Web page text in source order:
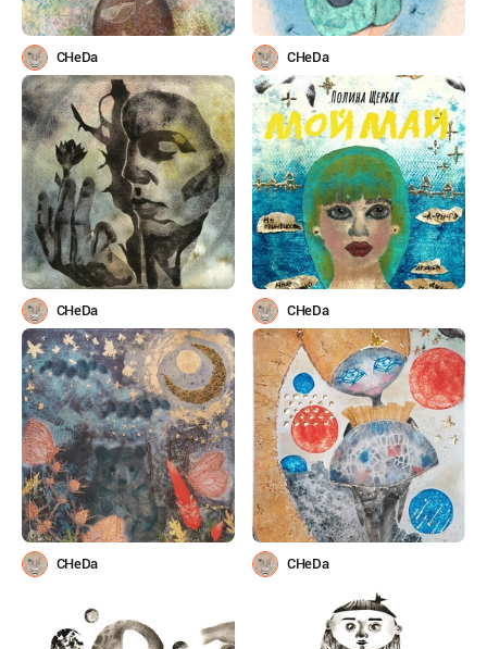
CHeDa CHeDa
CHeDa CHeDa
CHeDa CHeDa